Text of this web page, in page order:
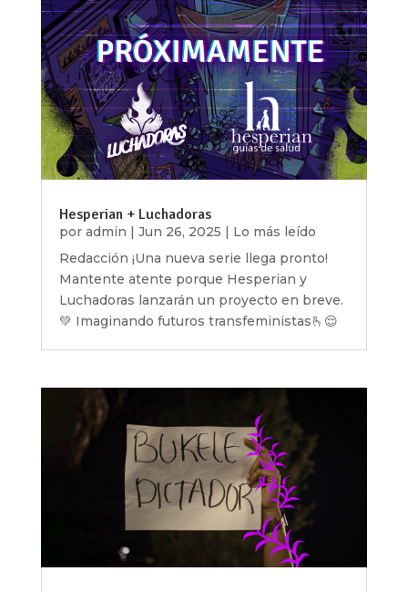
Hesperian + Luchadoras
por admin | Jun 26, 2025 | Lo más leído
Redacción ¡Una nueva serie llega pronto!
Mantente atente porque Hesperian y
Luchadoras lanzarán un proyecto en breve.
💚 Imaginando futuros transfeministas🫰😌